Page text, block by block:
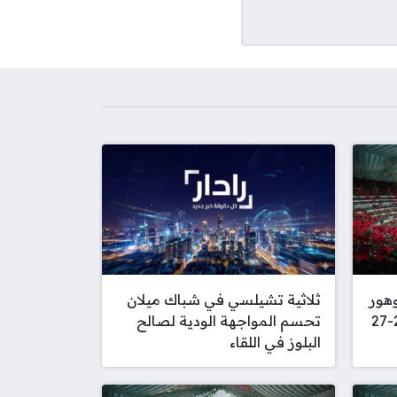
الودية استعداداً لموسم 2026-27
ثلاثية تشيلسي في شباك ميلان
تحسم المواجهة الودية لصالح
البلوز في اللقاء